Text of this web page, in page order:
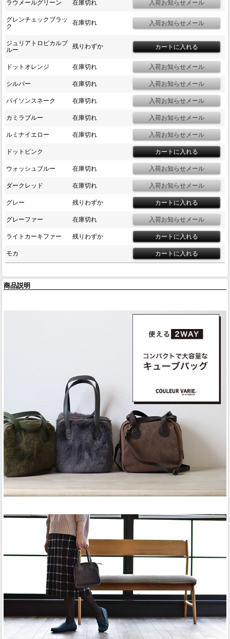
ラウメールグリーン 在庫切れ
グレンチェックブラッ
ク
在庫切れ
ジュリアトロピカルブ
ルー
残りわずか
ドットオレンジ 在庫切れ
シルバー 在庫切れ
パイソンスネーク 在庫切れ
カミラブルー 在庫切れ
ルミナイエロー 在庫切れ
ドットピンク
ウォッシュブルー 在庫切れ
ダークレッド 在庫切れ
グレー 残りわずか
グレーファー 在庫切れ
ライトカーキファー 残りわずか
モカ
商品説明